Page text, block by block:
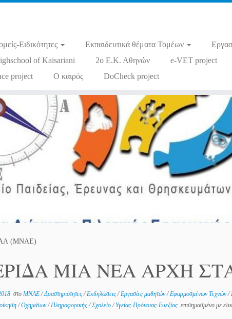
Ειδικότητες Εκπαιδευτικά θέματα Τομέων
of Kaisariani
2ο Ε.Κ. Αθηνών e-VET project
project
Ο καιρός DoCheck project
(ΜΝΑΕ)
ΜΙΑ ΝΕΑ ΑΡΧΗ
στο MNAE/Δραστηριότητες/Εκδηλώσεις/Εργασίες μαθητών/Εφαρμοσμένων Τεχνών/
/Οχημάτων/Πληροφορικής/Σχολείο/Υγείας-Πρόνοιας-Ευεξίας επισημασμένο με